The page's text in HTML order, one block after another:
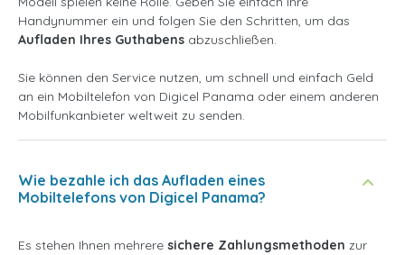
Handynummer ein und folgen Sie den Schritten, um das
Aufladen Ihres Guthabens abzuschließen.
Sie können den Service nutzen, um schnell und einfach Geld
an ein Mobiltelefon von Digicel Panama oder einem anderen
Mobilfunkanbieter weltweit zu senden.
Wie bezahle ich das Aufladen eines
Mobiltelefons von Digicel Panama?
Es stehen Ihnen mehrere sichere Zahlungsmethoden zur